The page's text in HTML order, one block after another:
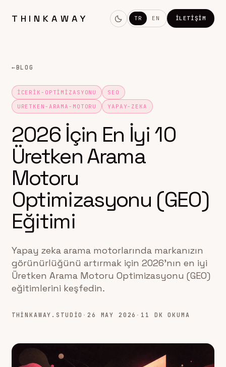
THINKAWAY TR EN İLETIŞIM
←BLOG
ICERIK-OPTIMIZASYONU
SEO
URETKEN-ARAMA-MOTORU
YAPAY-ZEKA
2026 İçin En İyi 10
Üretken Arama
Motoru
Optimizasyonu (GEO)
Eğitimi
Yapay zeka arama motorlarında markanızın
görünürlüğünü artırmak için 2026'nın en iyi
Üretken Arama Motoru Optimizasyonu (GEO)
eğitimlerini keşfedin.
THINKAWAY.STUDIO ·26 MAY 2026 · 11 DK OKUMA